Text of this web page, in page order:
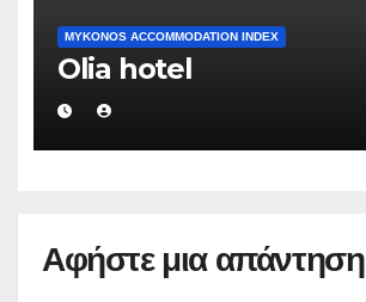
MYKONOS ACCOMMODATION INDEX
Olia hotel
Αφήστε μια απάντηση